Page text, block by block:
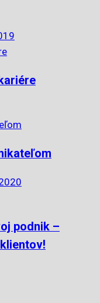
podnik –